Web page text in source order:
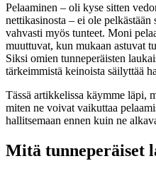
Pelaaminen – oli kyse sitten
nettikasinosta – ei ole
vahvasti myös tunteet. Moni
muuttuvat, kun mukaan astuvat
Siksi omien tunneperäisten
tärkeimmistä keinoista säilyttää
Tässä artikkelissa käymme läpi,
miten ne voivat vaikuttaa
hallitsemaan ennen kuin ne
Mitä tunneperäiset